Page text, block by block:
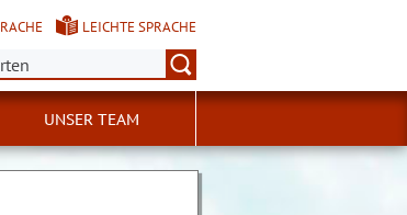
LEICHTE SPRACHE
UNSER TEAM